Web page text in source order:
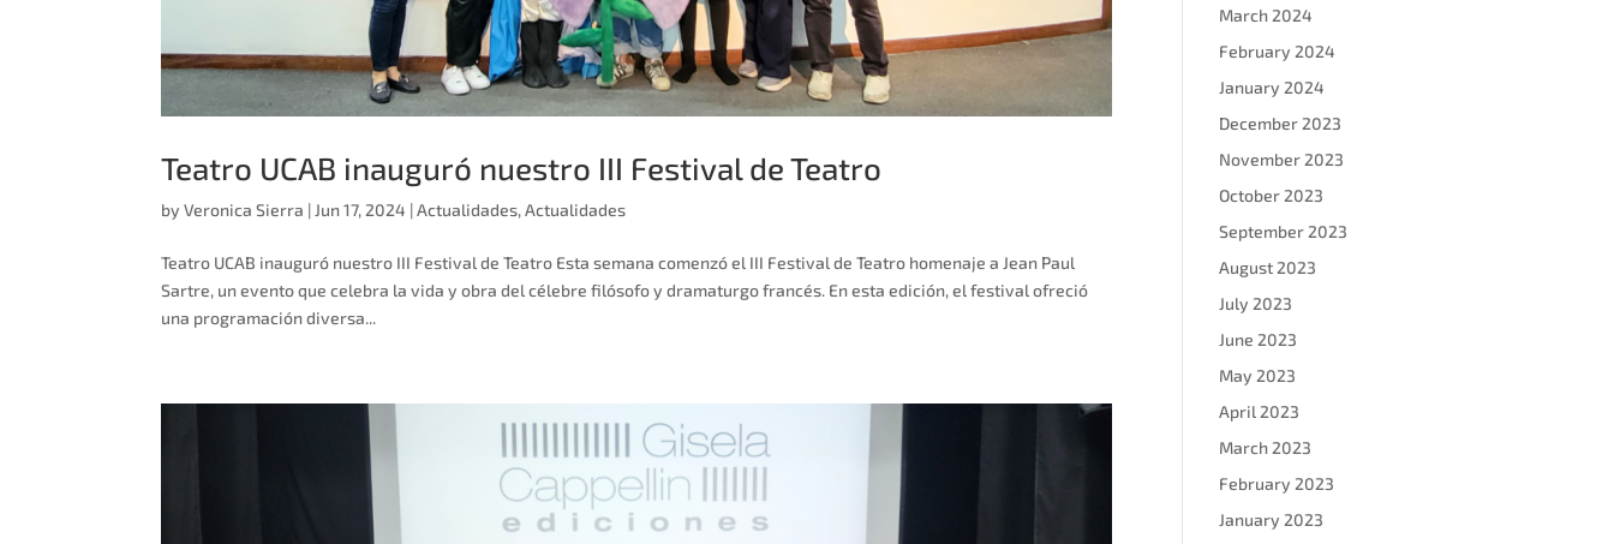
Teatro UCAB inauguró nuestro III Festival de Teatro
byVeronica Sierra | Jun 17, 2024 |Actualidades,Actualidades
Teatro UCAB inauguró nuestro III Festival de Teatro Esta semana comenzó el III Festival de Teatro homenaje a Jean Paul
Sartre, un evento que celebra la vida y obra del célebre filósofo y dramaturgo francés. En esta edición, el festival ofreció
una programación diversa...
March 2024
February 2024
January 2024
December 2023
November 2023
October 2023
September 2023
August 2023
July 2023
June 2023
May 2023
April 2023
March 2023
February 2023
January 2023